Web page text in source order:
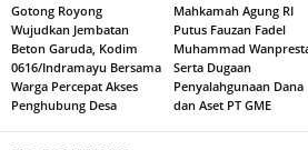
Gotong Royong
Wujudkan Jembatan
Beton Garuda, Kodim
0616/Indramayu Bersama
Warga Percepat Akses
Penghubung Desa
Mahkamah Agung RI
Putus Fauzan Fadel
Muhammad
Serta Dugaan
Penyalahgunaan Dana
dan Aset PT GME